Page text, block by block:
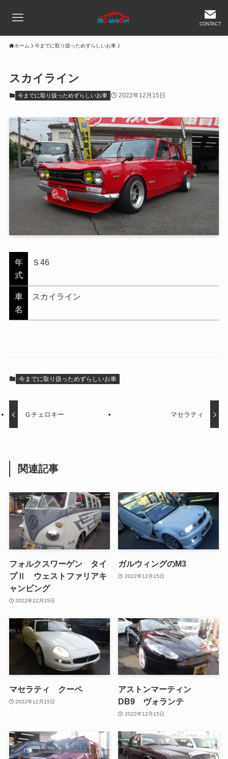
CONTACT
ホーム 今までに取り扱っためずらしいお車
スカイライン
今までに取り扱っためずらしいお車 2022年12月15日
年
式
Ｓ46
車
名
スカイライン
今までに取り扱っためずらしいお車
Ｇチェロキー マセラティ
関連記事
フォルクスワーゲン タイ
プⅡ ウェストファリアキ
ャンピング
2022年12月15日
ガルウィングのM3
2022年12月15日
マセラティ クーペ
2022年12月15日
アストンマーティン
DB9 ヴォランテ
2022年12月15日